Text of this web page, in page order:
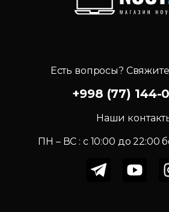
Есть вопросы?
+998 (77) 144-
Наши
ПН – ВС : c 10:00 до 22:00